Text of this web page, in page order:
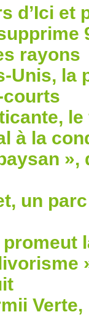
d’Ici et
rayons
Unis, la
à la
un